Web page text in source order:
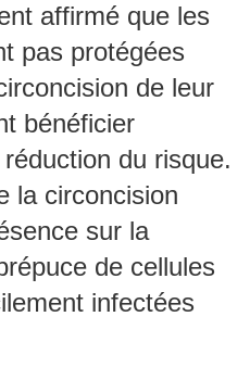
affirmé que les
pas protégées
de leur
bénéficier
du risque.
la circoncision
sur la
de cellules
infectées